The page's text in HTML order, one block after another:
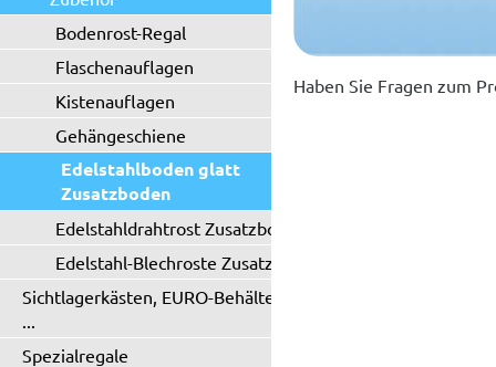
Bodenrost-Regal
Flaschenauflagen
Kistenauflagen
Gehängeschiene
Edelstahlboden glatt
Zusatzboden
Edelstahldrahtrost Zusatzboden
Edelstahl-Blechroste Zusatzboden
Sichtlagerkästen, EURO-Behälter
...
Spezialregale
Haben Sie Fragen zum